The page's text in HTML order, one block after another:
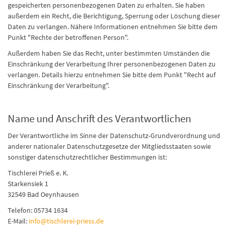
gespeicherten personenbezogenen Daten zu erhalten. Sie haben
außerdem ein Recht, die Berichtigung, Sperrung oder Löschung dieser
Daten zu verlangen. Nähere Informationen entnehmen Sie bitte dem
Punkt "Rechte der betroffenen Person".
Außerdem haben Sie das Recht, unter bestimmten Umständen die
Einschränkung der Verarbeitung Ihrer personenbezogenen Daten zu
verlangen. Details hierzu entnehmen Sie bitte dem Punkt "Recht auf
Einschränkung der Verarbeitung".
Name und Anschrift des Verantwortlichen
Der Verantwortliche im Sinne der Datenschutz-Grundverordnung und
anderer nationaler Datenschutzgesetze der Mitgliedsstaaten sowie
sonstiger datenschutzrechtlicher Bestimmungen ist:
Tischlerei Prieß e. K.
Starkensiek 1
32549 Bad Oeynhausen
Telefon: 05734 1634
E-Mail: info@tischlerei-priess.de